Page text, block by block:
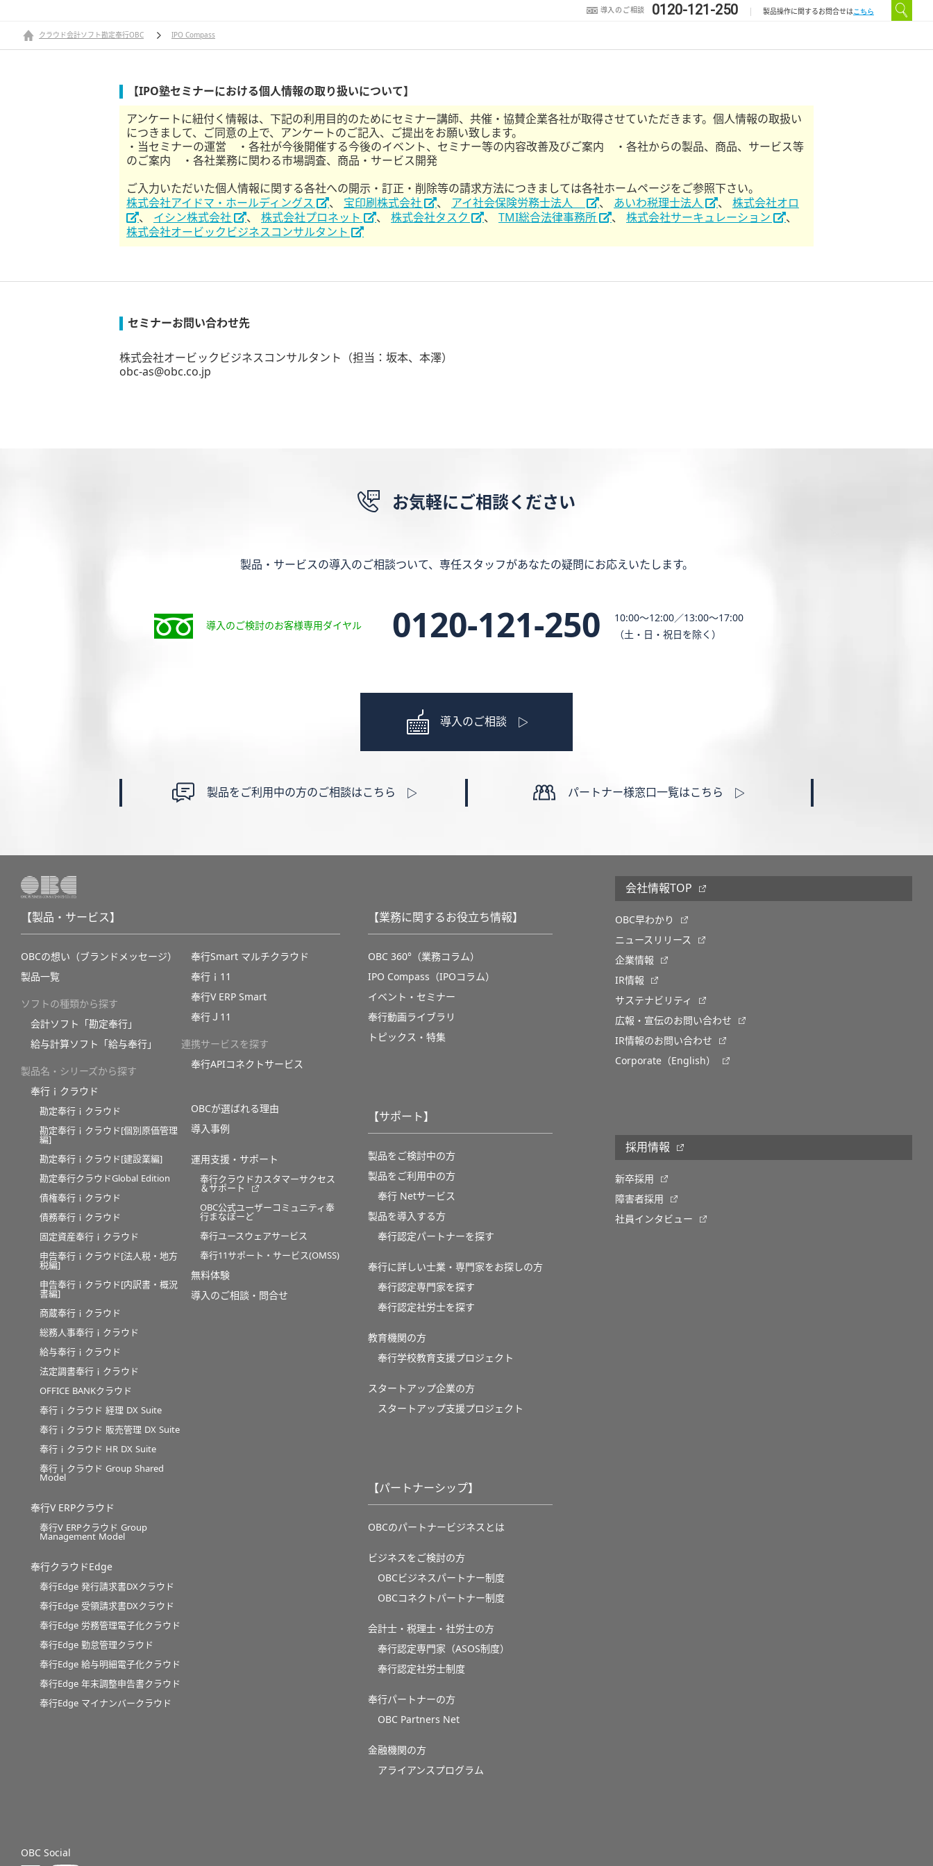
導入のご相談 0120-121-250 製品操作に関するお問合せは こちら
クラウド会計ソフト勘定奉行OBC IPO Compass
【IPO塾セミナーにおける個人情報の取り扱いについて】
アンケートに紐付く情報は、下記の利用目的のためにセミナー講師、共催・協賛企業各社が取得させていただきます。個人情報の取扱い
につきまして、ご同意の上で、アンケートのご記入、ご提出をお願い致します。
・当セミナーの運営 ・各社が今後開催する今後のイベント、セミナー等の内容改善及びご案内 ・各社からの製品、商品、サービス等
のご案内 ・各社業務に関わる市場調査、商品・サービス開発
ご入力いただいた個人情報に関する各社への開示・訂正・削除等の請求方法につきましては各社ホームページをご参照下さい。
株式会社アイドマ・ホールディングス
、 宝印刷株式会社 、 アイ社会保険労務士法人 、 あいわ税理士法人 、 株式会社オロ
、 イシン株式会社 、 株式会社プロネット 、 株式会社タスク 、 TMI総合法律事務所 、 株式会社サーキュレーション
、
株式会社オービックビジネスコンサルタント
セミナーお問い合わせ先
株式会社オービックビジネスコンサルタント（担当：坂本、本澤）
obc-as@obc.co.jp
お気軽にご相談ください
製品・サービスの導入のご相談ついて、専任スタッフがあなたの疑問にお応えいたします。
導入のご検討のお客様専用ダイヤル 0120-121-250
10:00〜12:00／13:00〜17:00
（土・日・祝日を除く）
導入のご相談
製品をご利用中の方のご相談はこちら パートナー様窓口一覧はこちら
【製品・サービス】
OBCの想い（ブランドメッセージ）
製品一覧
ソフトの種類から探す
会計ソフト「勘定奉行」
給与計算ソフト「給与奉行」
製品名・シリーズから探す
奉行ｉクラウド
勘定奉行ｉクラウド
勘定奉行ｉクラウド[個別原価管理
編]
勘定奉行ｉクラウド[建設業編]
勘定奉行クラウドGlobal Edition
債権奉行ｉクラウド
債務奉行ｉクラウド
固定資産奉行ｉクラウド
申告奉行ｉクラウド[法人税・地方
税編]
申告奉行ｉクラウド[内訳書・概況
書編]
商蔵奉行ｉクラウド
総務人事奉行ｉクラウド
給与奉行ｉクラウド
法定調書奉行ｉクラウド
OFFICE BANKクラウド
奉行ｉクラウド 経理 DX Suite
奉行ｉクラウド 販売管理 DX Suite
奉行ｉクラウド HR DX Suite
奉行ｉクラウド Group Shared
Model
奉行V ERPクラウド
奉行V ERPクラウド Group
Management Model
奉行クラウドEdge
奉行Edge 発行請求書DXクラウド
奉行Edge 受領請求書DXクラウド
奉行Edge 労務管理電子化クラウド
奉行Edge 勤怠管理クラウド
奉行Edge 給与明細電子化クラウド
奉行Edge 年末調整申告書クラウド
奉行Edge マイナンバークラウド
奉行Smart マルチクラウド
奉行ｉ11
奉行V ERP Smart
奉行Ｊ11
連携サービスを探す
奉行APIコネクトサービス
OBCが選ばれる理由
導入事例
運用支援・サポート
奉行クラウドカスタマーサクセス
＆サポート
OBC公式ユーザーコミュニティ奉
行まなぼーど
奉行ユースウェアサービス
奉行11サポート・サービス(OMSS)
無料体験
導入のご相談・問合せ
【業務に関するお役立ち情報】
OBC 360°（業務コラム）
IPO Compass（IPOコラム）
イベント・セミナー
奉行動画ライブラリ
トピックス・特集
【サポート】
製品をご検討中の方
製品をご利用中の方
奉行 Netサービス
製品を導入する方
奉行認定パートナーを探す
奉行に詳しい士業・専門家をお探しの方
奉行認定専門家を探す
奉行認定社労士を探す
教育機関の方
奉⾏学校教育⽀援プロジェクト
スタートアップ企業の方
スタートアップ支援プロジェクト
【パートナーシップ】
OBCのパートナービジネスとは
ビジネスをご検討の方
OBCビジネスパートナー制度
OBCコネクトパートナー制度
会計士・税理士・社労士の方
奉行認定専門家（ASOS制度）
奉行認定社労士制度
奉行パートナーの方
OBC Partners Net
金融機関の方
アライアンスプログラム
会社情報TOP
OBC早わかり
ニュースリリース
企業情報
IR情報
サステナビリティ
広報・宣伝のお問い合わせ
IR情報のお問い合わせ
Corporate（English）
採用情報
新卒採用
障害者採用
社員インタビュー
OBC Social